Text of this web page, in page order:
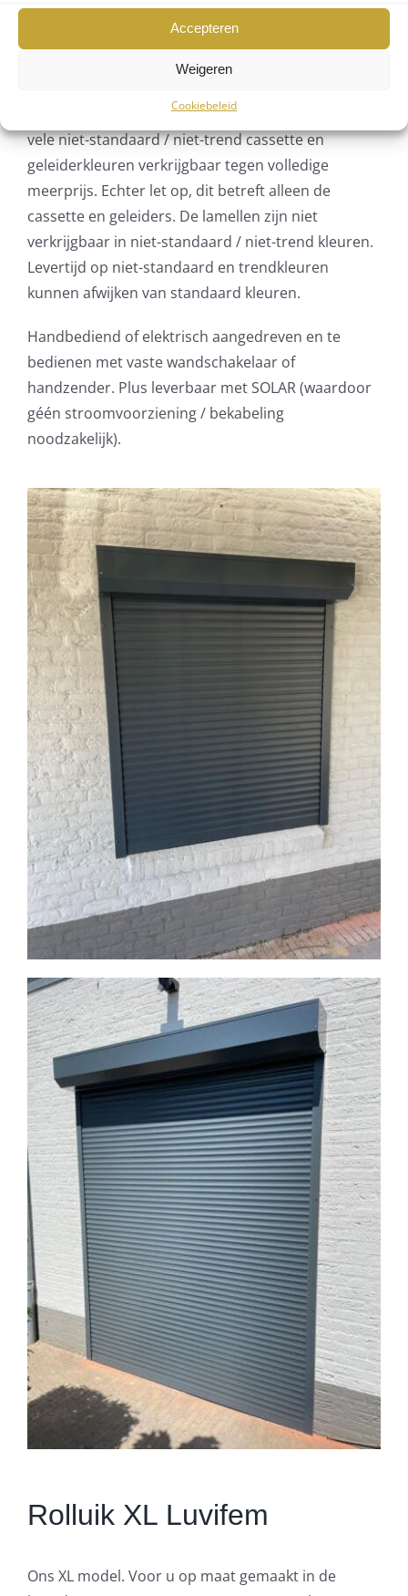
Accepteren
Weigeren
Cookiebeleid
roodwijn, donkerbeige, donkerbruin, zwartgrijs,
kwartsgrijs en ombergrijs. Aanvullend zijn de
volgende trend kleuren (cassette, geleiders en
meerprijs: zwart en golden eiken. Tenslotte zijn ook
vele niet-standaard / niet-trend cassette en
geleiderkleuren verkrijgbaar tegen volledige
meerprijs. Echter let op, dit betreft alleen de
cassette en geleiders. De lamellen zijn niet
verkrijgbaar in niet-standaard / niet-trend kleuren.
Levertijd op niet-standaard en trendkleuren
kunnen afwijken van standaard kleuren.
Handbediend of elektrisch aangedreven en te
bedienen met vaste wandschakelaar of
handzender. Plus leverbaar met SOLAR (waardoor
géén stroomvoorziening / bekabeling
noodzakelijk).
Rolluik XL Luvifem
Ons XL model. Voor u op maat gemaakt in de